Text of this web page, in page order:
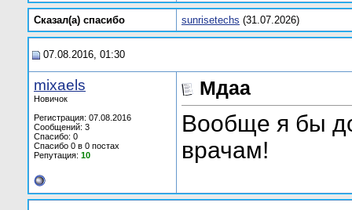
Сказал(а) cпасибо sunrisetechs (31.07.2026)
07.08.2016, 01:30
mixaels
Новичок
Регистрация: 07.08.2016
Сообщений: 3
Спасибо: 0
Спасибо 0 в 0 постах
Репутация: 10
Мдаа
Вообще я бы
врачам!